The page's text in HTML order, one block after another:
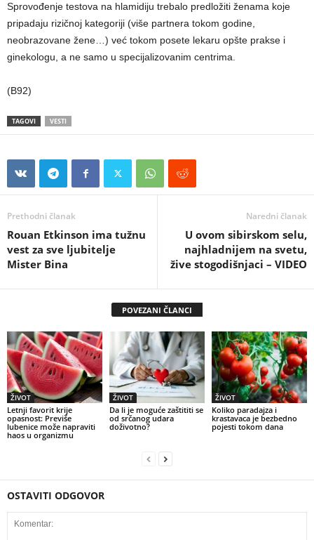
Sprovođenje testova na hlamidiju trebalo predložiti ženama koje
pripadaju rizičnoj kategoriji (više partnera tokom godine,
neobrazovane žene…) već tokom posete lekaru opšte prakse i
ginekologu, a ne samo u specijalizovanim centrima.
(B92)
TAGOVI VESTI
Prethodni članak
Rouan Etkinson ima tužnu
vest za sve ljubitelje
Mister Bina
Naredni članak
U ovom sibirskom selu,
najhladnijem na svetu,
žive stogodišnjaci – VIDEO
POVEZANI ČLANCI
ŽIVOT
Letnji favorit krije
opasnost: Previše
lubenice može napraviti
haos u organizmu
ŽIVOT
Da li je moguće zaštititi se
od srčanog udara
doživotno?
ŽIVOT
Koliko paradajza i
krastavaca je bezbedno
pojesti tokom dana
OSTAVITI ODGOVOR